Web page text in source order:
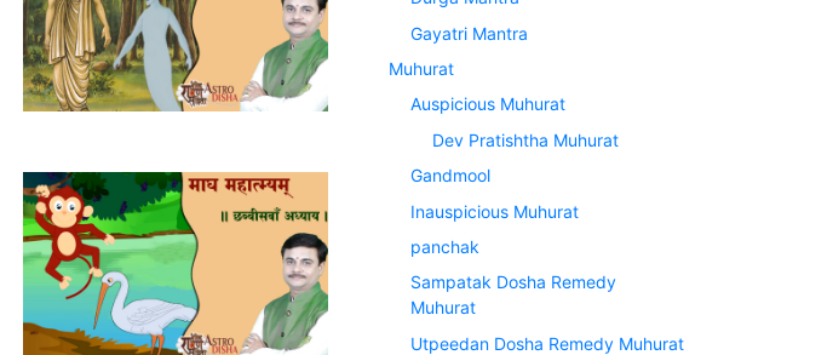
Gayatri Mantra
Muhurat
Auspicious Muhurat
Dev Pratishtha Muhurat
Gandmool
Inauspicious Muhurat
panchak
Sampatak Dosha Remedy
Muhurat
Utpeedan Dosha Remedy Muhurat